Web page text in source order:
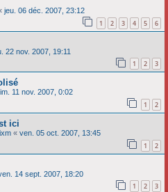
jeu. 06 déc. 2007, 23:12
1 2 3 4 5 6
22 nov. 2007, 19:11
1 2 3
11 nov. 2007, 0:02
1 2
ici
« ven. 05 oct. 2007, 13:45
1 2
14 sept. 2007, 18:20
1 2 3